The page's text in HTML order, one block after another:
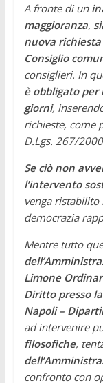
A fronte di un
maggioranza,
nuova
Consiglio
consiglieri. In
è obbligato per
giorni,
richieste, come
D.Lgs. 267/2000
Se ciò non
l’intervento
venga
democrazia
Mentre tutto
Limone
Diritto presso
Napoli –
ad intervenire
filosofiche,
confronto con